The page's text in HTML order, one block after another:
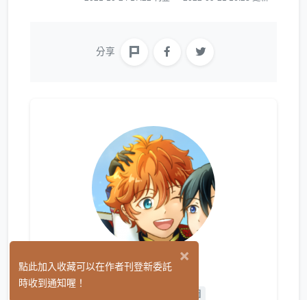
分享
云汐 (0)
繪圖
×
點此加入收藏可以在作者刊登新委託
時收到通知喔！